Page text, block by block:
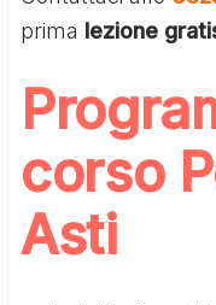
prima lezione
corso
Asti